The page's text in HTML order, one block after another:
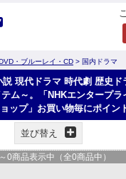
・ブルーレイ・CD > 国内ドラマ
現代ドラマ 時代劇 歴史ド
ム～。「NHKエンタープラ
ップ」お買い物毎にポイン
並び替え
～ 0商品表示中（全0商品中）